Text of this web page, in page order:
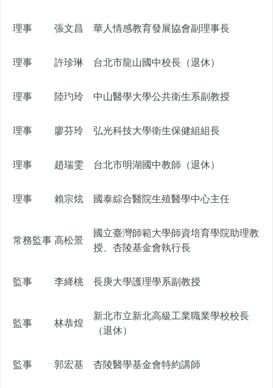
理事 張文昌 華人情感教育發展協會副理事長
理事 許珍琳 台北市龍山國中校長（退休）
理事 陸玓玲 中山醫學大學公共衛生系副教授
理事 廖芬玲 弘光科技大學衛生保健組組長
理事 趙瑞雯 台北市明湖國中教師（退休）
理事 賴宗炫 國泰綜合醫院生殖醫學中心主任
常務監事 高松景
國立臺灣師範大學師資培育學院助理教
授、杏陵基金會執行長
監事 李絳桃 長庚大學護理學系副教授
監事 林恭煌
新北市立新北高級工業職業學校校長
（退休）
監事 郭宏基 杏陵醫學基金會特約講師